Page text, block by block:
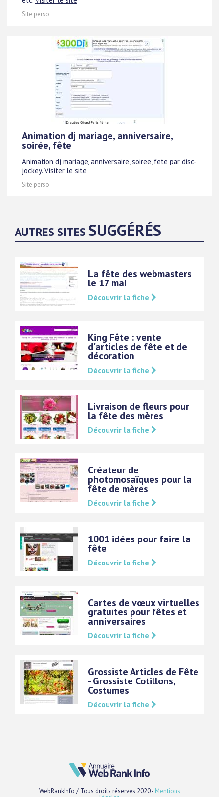
Site perso
Animation dj mariage, anniversaire,
soirée, fête
Animation dj mariage, anniversaire, soiree, fete par disc-
jockey. Visiter le site
Site perso
AUTRES SITES SUGGÉRÉS
La fête des webmasters
le 17 mai
Découvrir la fiche
King Fête : vente
d'articles de fête et de
décoration
Découvrir la fiche
Livraison de fleurs pour
la fête des mères
Découvrir la fiche
Créateur de
photomosaïques pour la
fête de mères
Découvrir la fiche
1001 idées pour faire la
fête
Découvrir la fiche
Cartes de vœux virtuelles
gratuites pour fêtes et
anniversaires
Découvrir la fiche
Grossiste Articles de Fête
- Grossiste Cotillons,
Costumes
Découvrir la fiche
WebRankInfo / Tous droits réservés 2020 - Mentions